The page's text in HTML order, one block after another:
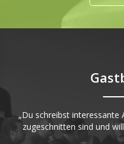
„Du schreibst interessante
zugeschnitten sind und